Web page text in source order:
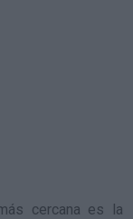
cercana es la